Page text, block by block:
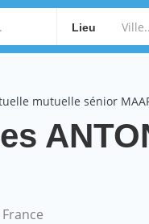
Lieu
mutuelle sénior